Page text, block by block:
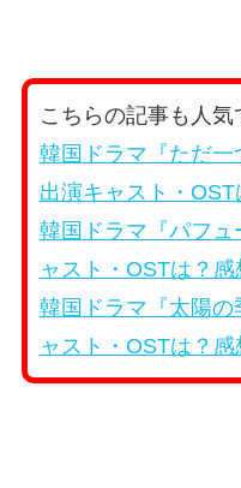
こちらの記事も人気
韓国ドラマ『ただ
出演キャスト・OST
韓国ドラマ『パフ
ャスト・OSTは？感
韓国ドラマ『太陽
ャスト・OSTは？感